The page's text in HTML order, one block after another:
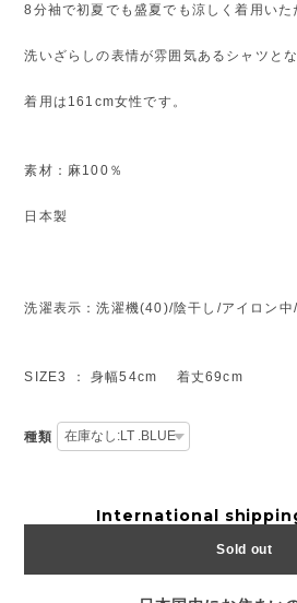
8分袖で初夏でも盛夏でも涼しく着用いた
洗いざらしの表情が雰囲気あるシャツとな
着用は161cm女性です。
素材：麻100％
日本製
洗濯表示：洗濯機(40)/陰干し/アイロン
SIZE3 ： 身幅54cm 着丈69cm
種類
International
Sold out